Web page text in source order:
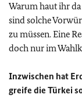
Warum haut ihr
sind solche
zu müssen. Eine
doch nur im
Inzwischen hat
greife die Türkei